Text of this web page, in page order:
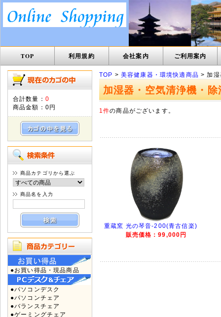
TOP 利用規約 会社案内 ご利用案内
合計数量： 0
商品金額： 0円
商品カテゴリから選ぶ
商品名を入力
●お買い得品・現品商品
●パソコンデスク
●パソコンチェア
●バランスチェア
●ゲーミングチェア
TOP > 美容健康器・環境快適商品 > 加湿
加湿器・空気清浄機・除
1件の商品がございます。
重蔵窯 光の琴音-200(青古信楽)
販売価格：99,000円